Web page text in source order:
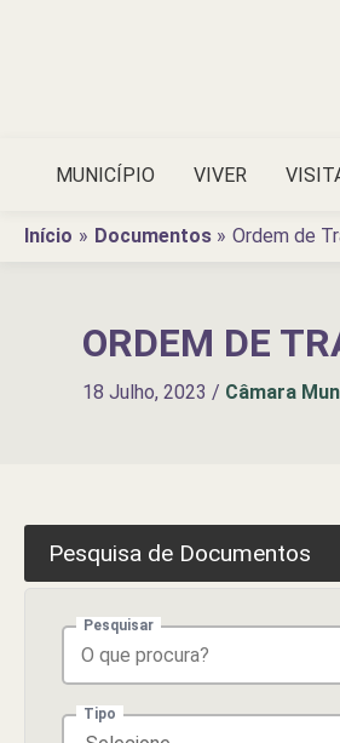
MUNICÍPIO VIVER
Início Documentos Ordem de
ORDEM DE
18 Julho, 2023 / Câmara
Pesquisa de Documentos
Pesquisar
Tipo